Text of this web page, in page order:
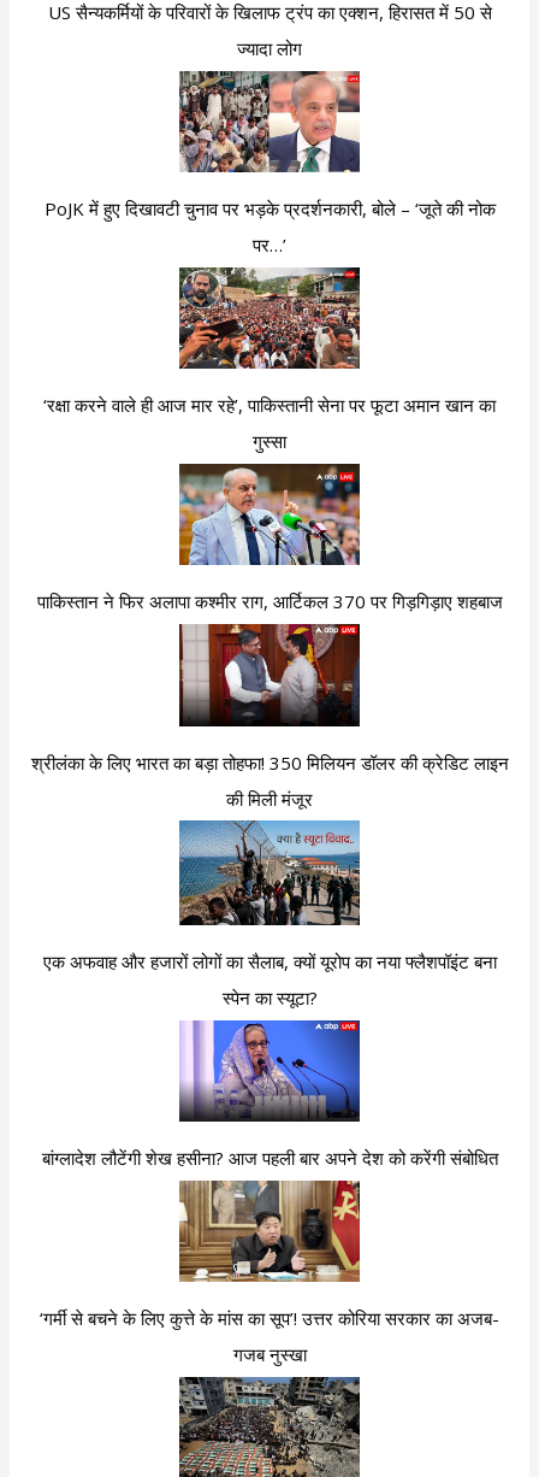
US सैन्यकर्मियों के परिवारों के खिलाफ ट्रंप का एक्शन, हिरासत में 50 से
ज्यादा लोग
PoJK में हुए दिखावटी चुनाव पर भड़के प्रदर्शनकारी, बोले – ‘जूते की नोक
पर…’
‘रक्षा करने वाले ही आज मार रहे’, पाकिस्तानी सेना पर फूटा अमान खान का
गुस्सा
पाकिस्तान ने फिर अलापा कश्मीर राग, आर्टिकल 370 पर गिड़गिड़ाए शहबाज
श्रीलंका के लिए भारत का बड़ा तोहफा! 350 मिलियन डॉलर की क्रेडिट लाइन
की मिली मंजूर
एक अफवाह और हजारों लोगों का सैलाब, क्यों यूरोप का नया फ्लैशपॉइंट बना
स्पेन का स्यूटा?
बांग्लादेश लौटेंगी शेख हसीना? आज पहली बार अपने देश को करेंगी संबोधित
‘गर्मी से बचने के लिए कुत्ते के मांस का सूप’! उत्तर कोरिया सरकार का अजब-
गजब नुस्खा